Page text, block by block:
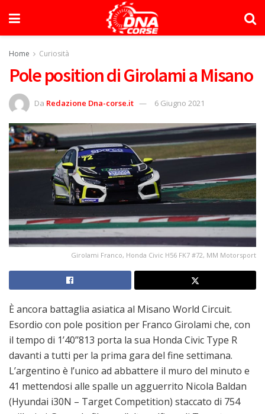
Home Curiosità
Pole position di Girolami a Misano
Da Redazione Dna-corse.it 6 Giugno 2021
Girolami Franco, Honda Civic H56 FK7 #72, MM Motorsport
È ancora battaglia asiatica al Misano World Circuit.
Esordio con pole position per Franco Girolami che, con
il tempo di 1’40’’813 porta la sua Honda Civic Type R
davanti a tutti per la prima gara del fine settimana.
L’argentino è l’unico ad abbattere il muro del minuto e
41 mettendosi alle spalle un agguerrito Nicola Baldan
(Hyundai i30N – Target Competition) staccato di 754